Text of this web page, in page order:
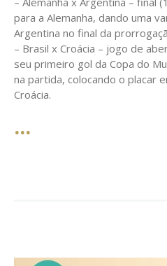
para a Alemanha, dando uma
Argentina no final da
– Brasil x Croácia – jogo de
seu primeiro gol da Copa do
na partida, colocando o placar
Croácia.